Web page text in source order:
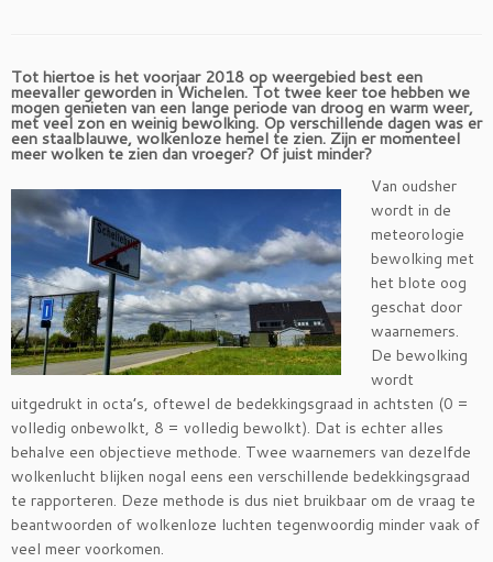
Tot hiertoe is het voorjaar 2018 op weergebied best een
meevaller geworden in Wichelen. Tot twee keer toe hebben we
mogen genieten van een lange periode van droog en warm weer,
met veel zon en weinig bewolking. Op verschillende dagen was er
een staalblauwe, wolkenloze hemel te zien. Zijn er momenteel
meer wolken te zien dan vroeger? Of juist minder?
Van oudsher
wordt in de
meteorologie
bewolking met
het blote oog
geschat door
waarnemers.
De bewolking
wordt
uitgedrukt in octa’s, oftewel de bedekkingsgraad in achtsten (0 =
volledig onbewolkt, 8 = volledig bewolkt). Dat is echter alles
behalve een objectieve methode. Twee waarnemers van dezelfde
wolkenlucht blijken nogal eens een verschillende bedekkingsgraad
te rapporteren. Deze methode is dus niet bruikbaar om de vraag te
beantwoorden of wolkenloze luchten tegenwoordig minder vaak of
veel meer voorkomen.